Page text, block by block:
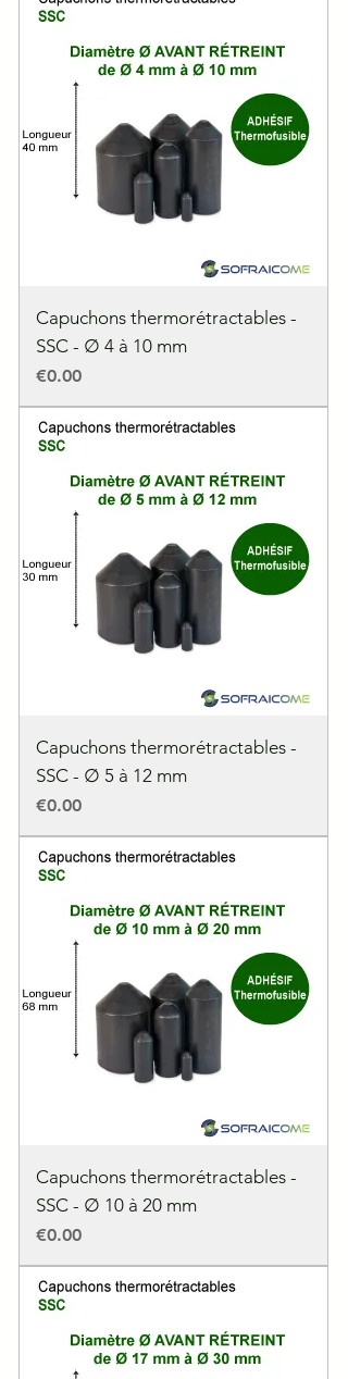
Capuchons thermorétractables -
SSC - ∅ 4 à 10 mm
Price
€0.00
Capuchons thermorétractables -
SSC - ∅ 5 à 12 mm
Price
€0.00
Capuchons thermorétractables -
SSC - ∅ 10 à 20 mm
Price
€0.00